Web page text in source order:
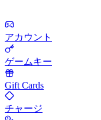
アカウント
ゲームキー
Gift Cards
チャージ